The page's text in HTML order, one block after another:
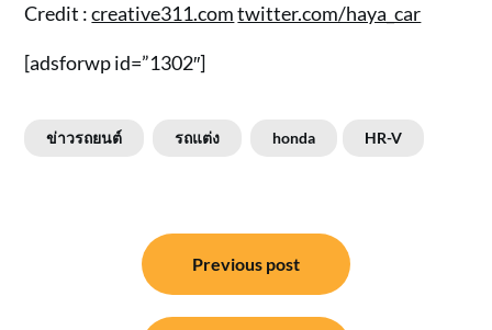
Credit :creative311.com twitter.com/haya_car
[adsforwp id=”1302″]
ข่าวรถยนต์ รถแต่ง honda HR-V
Previous post